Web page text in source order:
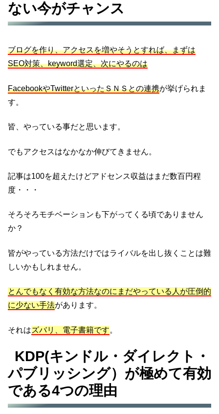
ない今がチャンス
ブログを作り、アクセスを増やそうとすれば、まずは
SEO対策、keyword選定、次にやるのは
FacebookやTwitterといったＳＮＳとの連携が挙げられま
す。
皆、やっている事だと思います。
でもアクセスはなかなか伸びてきません。
記事は100を超えたけどアドセンス収益はまだ数百円程
度・・・
そろそろモチベーションも下がってくる頃でありません
か？
皆がやっている方法だけではライバルを出し抜くことは難
しいかもしれません。
と んでもなく有効な方法なのにまだやっている人が圧倒的
に少ない手法があります。
それはズバリ、電子書籍です。
KDP(キンドル・ダイレクト・
パブリッシング）が極めて有効
である4つの理由